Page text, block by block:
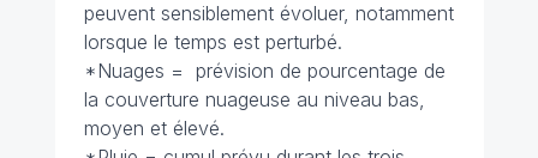
peuvent sensiblement évoluer, notamment
lorsque le temps est perturbé.
*Nuages = prévision de pourcentage de
la couverture nuageuse au niveau bas,
moyen et élevé.